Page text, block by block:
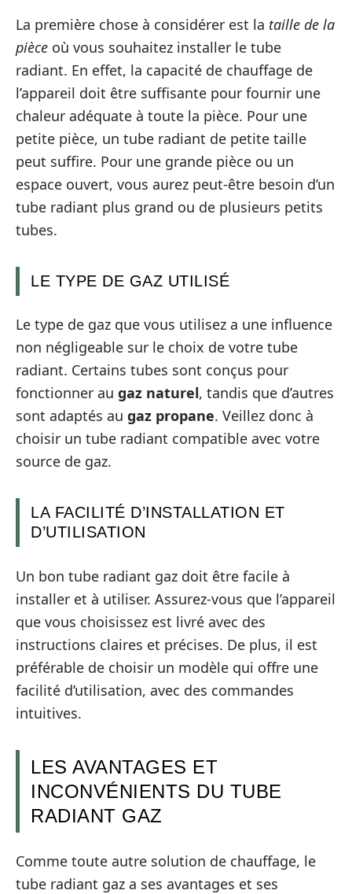
La première chose à considérer est la taille de la
pièce où vous souhaitez installer le tube
radiant. En effet, la capacité de chauffage de
l’appareil doit être suffisante pour fournir une
chaleur adéquate à toute la pièce. Pour une
petite pièce, un tube radiant de petite taille
peut suffire. Pour une grande pièce ou un
espace ouvert, vous aurez peut-être besoin d’un
tube radiant plus grand ou de plusieurs petits
tubes.
LE TYPE DE GAZ UTILISÉ
Le type de gaz que vous utilisez a une influence
non négligeable sur le choix de votre tube
radiant. Certains tubes sont conçus pour
fonctionner au gaz naturel, tandis que d’autres
sont adaptés au gaz propane. Veillez donc à
choisir un tube radiant compatible avec votre
source de gaz.
LA FACILITÉ D’INSTALLATION ET
D’UTILISATION
Un bon tube radiant gaz doit être facile à
installer et à utiliser. Assurez-vous que l’appareil
que vous choisissez est livré avec des
instructions claires et précises. De plus, il est
préférable de choisir un modèle qui offre une
facilité d’utilisation, avec des commandes
intuitives.
LES AVANTAGES ET
INCONVÉNIENTS DU TUBE
RADIANT GAZ
Comme toute autre solution de chauffage, le
tube radiant gaz a ses avantages et ses